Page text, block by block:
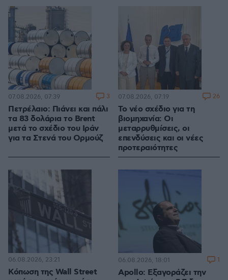
Πετρέλαιο: Πιάνει και πάλι
τα 83 δολάρια το Brent
μετά το σχέδιο του Ιράν
για τα Στενά του Ορμούζ
07.08.2026, 07:39 3
Το νέο σχέδιο για τη
βιομηχανία: Οι
μεταρρυθμίσεις, οι
επενδύσεις και οι νέες
προτεραιότητες
07.08.2026, 07:19 26
Κόπωση της Wall Street
06.08.2026, 23:21
Apollo: Εξαγοράζει την
06.08.2026, 18:01 1